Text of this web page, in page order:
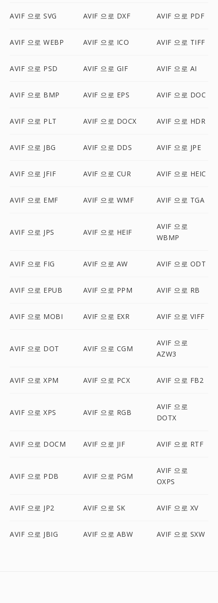
AVIF 으로 SVG AVIF 으로 DXF AVIF 으로 PDF
AVIF 으로 WEBP AVIF 으로 ICO AVIF 으로 TIFF
AVIF 으로 PSD AVIF 으로 GIF AVIF 으로 AI
AVIF 으로 BMP AVIF 으로 EPS AVIF 으로 DOC
AVIF 으로 PLT AVIF 으로 DOCX AVIF 으로 HDR
AVIF 으로 JBG AVIF 으로 DDS AVIF 으로 JPE
AVIF 으로 JFIF AVIF 으로 CUR AVIF 으로 HEIC
AVIF 으로 EMF AVIF 으로 WMF AVIF 으로 TGA
AVIF 으로 JPS AVIF 으로 HEIF
AVIF 으로
WBMP
AVIF 으로 FIG AVIF 으로 AW AVIF 으로 ODT
AVIF 으로 EPUB AVIF 으로 PPM AVIF 으로 RB
AVIF 으로 MOBI AVIF 으로 EXR AVIF 으로 VIFF
AVIF 으로 DOT AVIF 으로 CGM
AVIF 으로
AZW3
AVIF 으로 XPM AVIF 으로 PCX AVIF 으로 FB2
AVIF 으로 XPS AVIF 으로 RGB
AVIF 으로
DOTX
AVIF 으로 DOCM AVIF 으로 JIF AVIF 으로 RTF
AVIF 으로 PDB AVIF 으로 PGM
AVIF 으로
OXPS
AVIF 으로 JP2 AVIF 으로 SK AVIF 으로 XV
AVIF 으로 JBIG AVIF 으로 ABW AVIF 으로 SXW